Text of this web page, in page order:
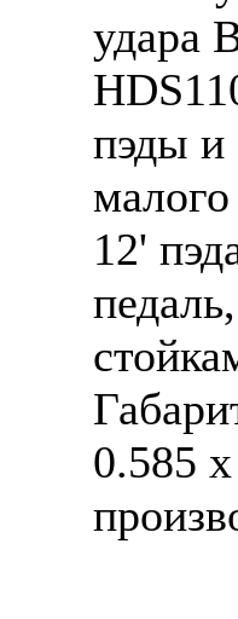
удара
пэды и
12'
0.585